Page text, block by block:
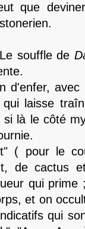
que
souffle de
d'enfer,
laisse
là le côté
( pour le
de cactus
qui prime
et on
qui